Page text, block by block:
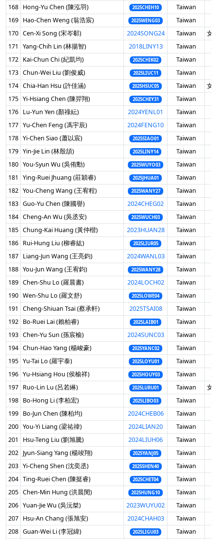
168 Hong-Yu Chen (陳泓羽) 2025CHEH10 Taiwan
169 Hao-Chen Weng (翁浩宸) 2025WENG03 Taiwan
170 Cen-Xi Song (宋岑郗) 2024SONG24 Taiwan
女
171
Yang-Chih Lin (林揚智) 2018LINY13 Taiwan
172 Kai-Chun Chi (紀凱均) 2025CHIK02 Taiwan
173 Chun-Wei Liu (劉俊威) 2025LIUC11 Taiwan
174 Chia-Han Hsu (許佳涵) 2025HSUC05 Taiwan
女
175 Yi-Hsiang Chen (陳羿翔) 2025CHEY31 Taiwan
176 Lu-Yun Yen (顏祿紜) 2024YENL01 Taiwan
177 Yu-Chen Feng (馮宇辰) 2024FENG10 Taiwan
178 Yi-Chen Siao (蕭以宸) 2025SIAO01 Taiwan
179 Yin-Jie Lin (林殷頡) 2025LINY14 Taiwan
180 You-Syun Wu (吳侑勳) 2025WUYO03 Taiwan
181
Ying-Ruei Jhuang (莊穎睿) 2025JHUA01 Taiwan
182 You-Cheng Wang (王宥程) 2025WANY27 Taiwan
183 Guo-Yu Chen (陳國譽) 2024CHEG02 Taiwan
184 Cheng-An Wu (吳丞安) 2025WUCH03 Taiwan
185 Chung-Kai Huang (黃仲楷) 2023HUAN28 Taiwan
186 Rui-Hung Liu (柳睿紘) 2025LIUR05 Taiwan
187 Liang-Jun Wang (王亮鈞) 2024WANL03 Taiwan
188 You-Jun Wang (王宥鈞) 2025WANY28 Taiwan
189 Chen-Shu Lo (羅晨書) 2024LOCH02 Taiwan
190 Wen-Shu Lo (羅文舒) 2025LOWE04 Taiwan
191
Cheng-Shiuan Tsai (蔡承軒) 2025TSAI08 Taiwan
192 Bo-Ruei Lai (賴柏睿) 2025LAIB01 Taiwan
193 Chen-Yu Sun (孫宸榆) 2024SUNC03 Taiwan
194 Chun-Hao Yang (楊峻豪) 2025YANC02 Taiwan
195 Yu-Tai Lo (羅宇泰) 2025LOYU01 Taiwan
196 Yu-Hsiang Hou (侯榆祥) 2025HOUY03 Taiwan
197 Ruo-Lin Lu (呂若綝) 2025LURU01 Taiwan
女
198 Bo-Hong Li (李柏宏) 2025LIBO03 Taiwan
199 Bo-Jun Chen (陳柏均) 2024CHEB06 Taiwan
200 You-Yi Liang (梁祐禕) 2024LIAN20 Taiwan
201
Hsu-Teng Liu (劉旭騰) 2024LIUH06 Taiwan
202 Jyun-Siang Yang (楊竣翔) 2025YANJ05 Taiwan
203 Yi-Cheng Shen (沈奕丞) 2025SHEN40 Taiwan
204 Ting-Ruei Chen (陳挺睿) 2025CHET04 Taiwan
205 Chen-Min Hung (洪晨閔) 2025HUNG10 Taiwan
206 Yuan-Jie Wu (吳沅桀) 2023WUYU02 Taiwan
207 Hsu-An Chang (張旭安) 2024CHAH03 Taiwan
208 Guan-Wei Li (李冠緯) 2025LIGU03 Taiwan